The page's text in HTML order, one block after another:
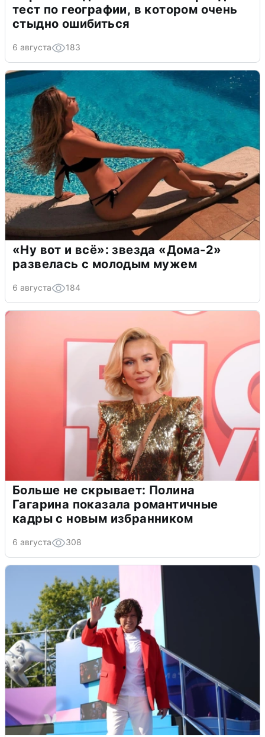
тест по географии, в котором очень
стыдно ошибиться
6 августа 183
«Ну вот и всё»: звезда «Дома-2»
развелась с молодым мужем
6 августа 184
Больше не скрывает: Полина
Гагарина показала романтичные
кадры с новым избранником
6 августа 308